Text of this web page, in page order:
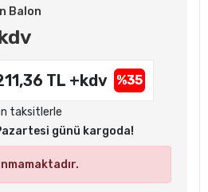
Balon
TL +kdv %35
taksitlerle
günü kargoda!